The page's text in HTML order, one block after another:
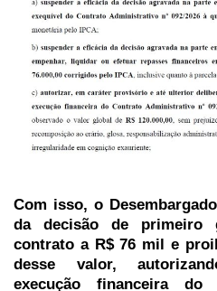
Com isso, o
da decisão de primeiro
contrato a R$ 76 mil e
desse valor,
execução financeira